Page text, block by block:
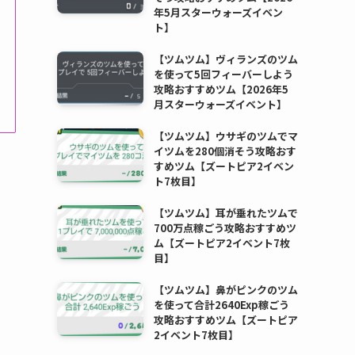
年5月スターウォーズイベン
ト】
【ツムツム】ヴィランズのツム
を使って5回フィーバーしよう
攻略おすすめツム【2026年5
月スターウォーズイベント】
【ツムツム】ウサギのツムでマ
イツムを280個消そう攻略おす
すめツム【ズートピア2イベン
ト7枚目】
【ツムツム】耳が垂れたツムで
700万点稼ごう攻略おすすめツ
ム【ズートピア2イベント7枚
目】
【ツムツム】鼻がピンクのツム
を使って合計2640Exp稼ごう
攻略おすすめツム【ズートピア
2イベント7枚目】